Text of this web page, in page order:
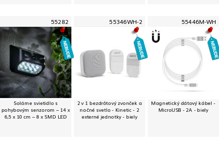
55282
Solárne svietidlo s
pohybovým senzorom – 14 x
6,5 x 10 cm – 8 x SMD LED
55346WH-2
2 v 1 bezdrôtový zvonček a
nočné svetlo - Kinetic - 2
externé jednotky - biely
55446M-WH
Magnetický dátový kábel -
MicroUSB - 2A - biely